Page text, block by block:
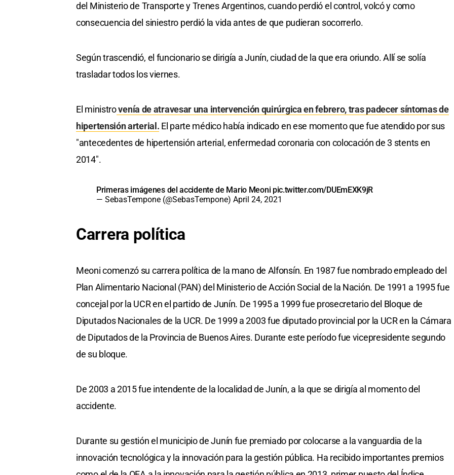
del Ministerio de Transporte y Trenes Argentinos, cuando perdió el control, volcó y como
consecuencia del siniestro perdió la vida antes de que pudieran socorrerlo.
Según trascendió, el funcionario se dirigía a Junín, ciudad de la que era oriundo. Allí se solía
trasladar todos los viernes.
El ministrovenía de atravesar una intervención quirúrgica en febrero, tras padecer síntomas de
hipertensión arterial. El parte médico había indicado en ese momento que fue atendido por sus
"antecedentes de hipertensión arterial, enfermedad coronaria con colocación de 3 stents en
2014".
Primeras imágenes del accidente de Mario Meoni pic.twitter.com/DUEmEXK9jR
— SebasTempone (@SebasTempone) April 24, 2021
Carrera política
Meoni comenzó su carrera política de la mano de Alfonsín. En 1987 fue nombrado empleado del
Plan Alimentario Nacional (PAN) del Ministerio de Acción Social de la Nación. De 1991 a 1995 fue
concejal por la UCR en el partido de Junín. De 1995 a 1999 fue prosecretario del Bloque de
Diputados Nacionales de la UCR. De 1999 a 2003 fue diputado provincial por la UCR en la Cámara
de Diputados de la Provincia de Buenos Aires. Durante este período fue vicepresidente segundo
de su bloque.
De 2003 a 2015 fue intendente de la localidad de Junín, a la que se dirigía al momento del
accidente.
Durante su gestión el municipio de Junín fue premiado por colocarse a la vanguardia de la
innovación tecnológica y la innovación para la gestión pública. Ha recibido importantes premios